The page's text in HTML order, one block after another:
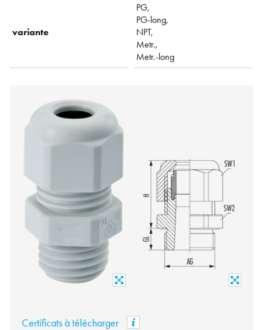
variante
PG,
PG-long,
NPT,
Metr.,
Metr.-long
Certificats à télécharger